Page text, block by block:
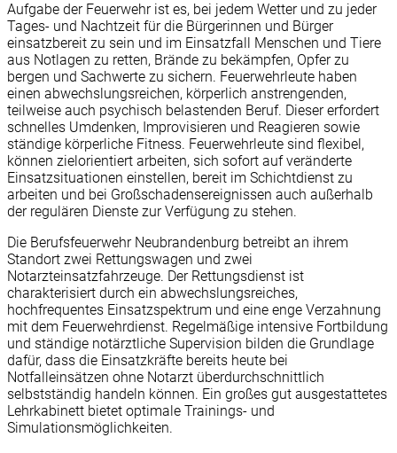
Aufgabe der Feuerwehr ist es, bei jedem Wetter und zu jeder
Tages- und Nachtzeit für die Bürgerinnen und Bürger
einsatzbereit zu sein und im Einsatzfall Menschen und Tiere
aus Notlagen zu retten, Brände zu bekämpfen, Opfer zu
bergen und Sachwerte zu sichern. Feuerwehrleute haben
einen abwechslungsreichen, körperlich anstrengenden,
teilweise auch psychisch belastenden Beruf. Dieser erfordert
schnelles Umdenken, Improvisieren und Reagieren sowie
ständige körperliche Fitness. Feuerwehrleute sind flexibel,
können zielorientiert arbeiten, sich sofort auf veränderte
Einsatzsituationen einstellen, bereit im Schichtdienst zu
arbeiten und bei Großschadensereignissen auch außerhalb
der regulären Dienste zur Verfügung zu stehen.
Die Berufsfeuerwehr Neubrandenburg betreibt an ihrem
Standort zwei Rettungswagen und zwei
Notarzteinsatzfahrzeuge. Der Rettungsdienst ist
charakterisiert durch ein abwechslungsreiches,
hochfrequentes Einsatzspektrum und eine enge Verzahnung
mit dem Feuerwehrdienst. Regelmäßige intensive Fortbildung
und ständige notärztliche Supervision bilden die Grundlage
dafür, dass die Einsatzkräfte bereits heute bei
Notfalleinsätzen ohne Notarzt überdurchschnittlich
selbstständig handeln können. Ein großes gut ausgestattetes
Lehrkabinett bietet optimale Trainings- und
Simulationsmöglichkeiten.